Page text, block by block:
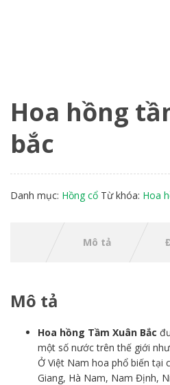
Hoa hồng
bắc
Danh mục: Hồng cổ Từ khóa: Hoa
Mô tả
Mô tả
Hoa hồng Tầm Xuân Bắc
một số nước trên thế giới
Ở Việt Nam hoa phổ biến tại
Giang, Hà Nam, Nam Định,